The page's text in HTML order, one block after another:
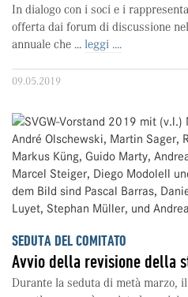
In dialogo con i soci e i
offerta dai forum di discussione
annuale che ... leggi ....
09.05.2019
SEDUTA DEL COMITATO
Avvio della revisione della
Durante la seduta di metà marzo,